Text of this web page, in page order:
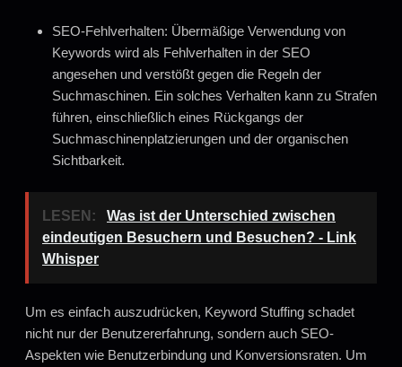
SEO-Fehlverhalten: Übermäßige Verwendung von
Keywords wird als Fehlverhalten in der SEO
angesehen und verstößt gegen die Regeln der
Suchmaschinen. Ein solches Verhalten kann zu Strafen
führen, einschließlich eines Rückgangs der
Suchmaschinenplatzierungen und der organischen
Sichtbarkeit.
LESEN:
Was ist der Unterschied zwischen
eindeutigen Besuchern und Besuchen? - Link
Whisper
Um es einfach auszudrücken, Keyword Stuffing schadet
nicht nur der Benutzererfahrung, sondern auch SEO-
Aspekten wie Benutzerbindung und Konversionsraten. Um